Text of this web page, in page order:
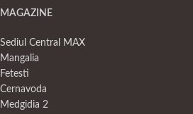
MAGAZINE
Sediul Central MAX
Mangalia
Fetesti
Cernavoda
Medgidia 2